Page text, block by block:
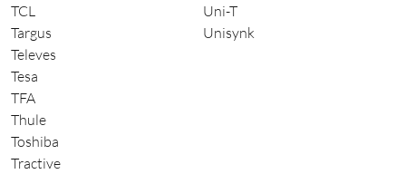
TCL
Targus
Televes
Tesa
TFA
Thule
Toshiba
Tractive
Uni-T
Unisynk